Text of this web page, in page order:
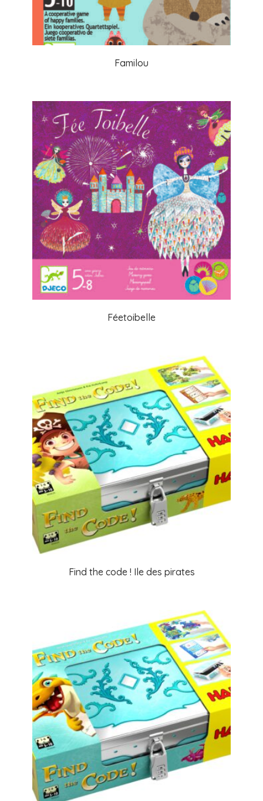
Familou
Féetoibelle
Find the code ! Ile des pirates